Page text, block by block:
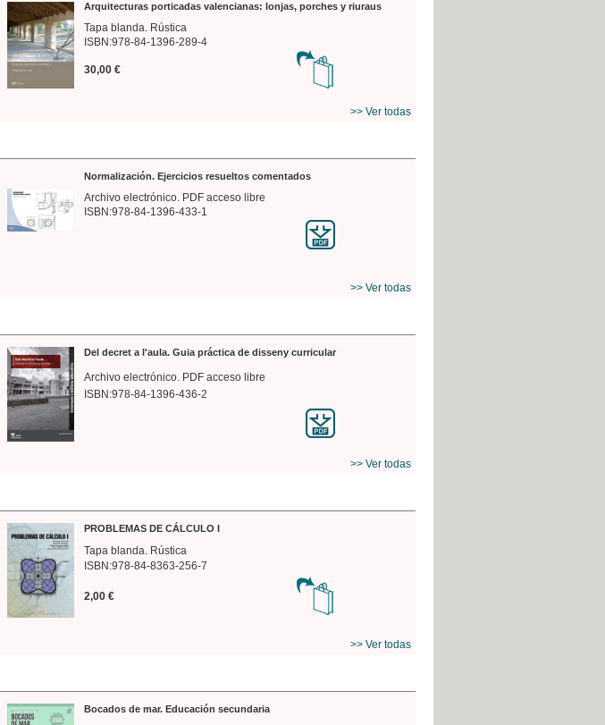
Arquitecturas porticadas valencianas: lonjas, porches y riuraus
Tapa blanda. Rústica
ISBN:978-84-1396-289-4
30,00 €
>> Ver todas
Normalización. Ejercicios resueltos comentados
Archivo electrónico. PDF acceso libre
ISBN:978-84-1396-433-1
>> Ver todas
Del decret a l'aula. Guia práctica de disseny curricular
Archivo electrónico. PDF acceso libre
ISBN:978-84-1396-436-2
>> Ver todas
PROBLEMAS DE CÁLCULO I
Tapa blanda. Rústica
ISBN:978-84-8363-256-7
2,00 €
>> Ver todas
Bocados de mar. Educación secundaria